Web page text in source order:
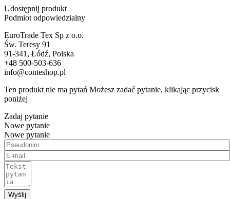
Udostępnij produkt
Podmiot odpowiedzialny
EuroTrade Tex Sp z o.o.
Św. Teresy 91
91-341, Łódź, Polska
+48 500-503-636
info@conteshop.pl
Ten produkt nie ma pytań Możesz zadać pytanie, klikając przycisk
poniżej
Zadaj pytanie
Nowe pytanie
Nowe pytanie
Wyślij